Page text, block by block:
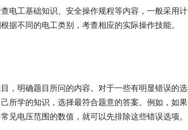
电工基础知识、安全操作规程等内容，一般采用计
不同的电工类别，考查相应的实际操作技能。
，明确题目所问的内容。对于一些有明显错误的选
所学的知识，选择最符合题意的答案。例如，如果
电压范围的数值，就可以先排除这些错误选项。